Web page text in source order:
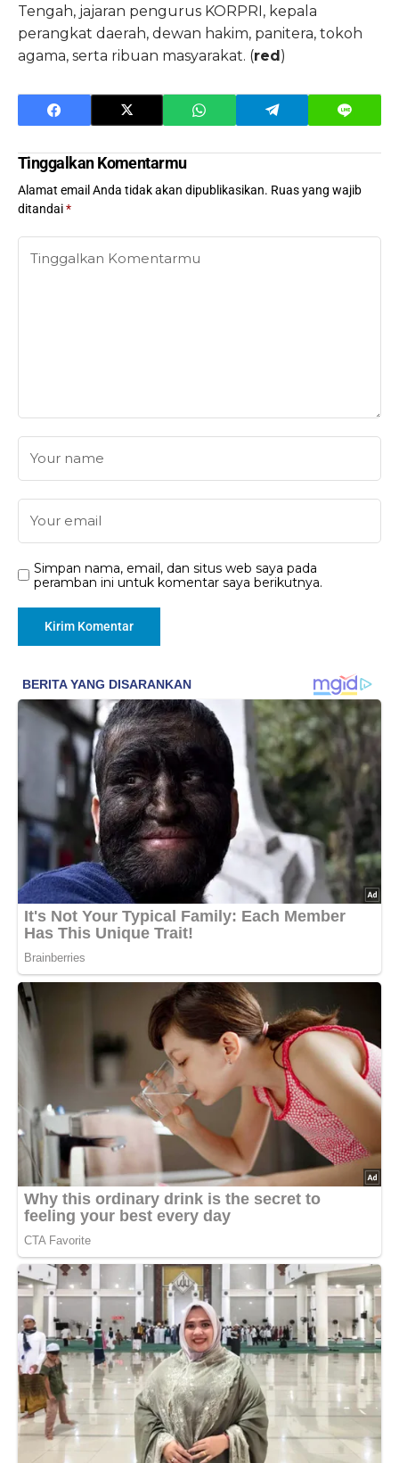
Tengah, jajaran pengurus KORPRI, kepala
perangkat daerah, dewan hakim, panitera, tokoh
agama, serta ribuan masyarakat. (red)
Tinggalkan Komentarmu
Alamat email Anda tidak akan dipublikasikan. Ruas yang wajib
ditandai*
Simpan nama, email, dan situs web saya pada
peramban ini untuk komentar saya berikutnya.